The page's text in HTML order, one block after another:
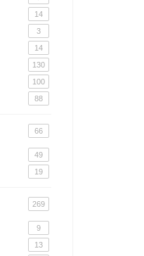
14
3
14
130
100
88
66
49
19
269
9
13